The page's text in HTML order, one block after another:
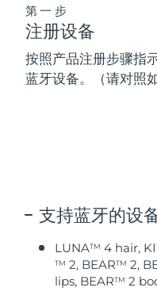
第一步
注册设备
按照产品注册步骤指
蓝牙设备。（请对照如
支持蓝牙的设
LUNATM 4 hair,
TM 2, BEARTM 2,
lips, BEARTM 2
全部购买
日本
泽西岛
黎巴嫩
立陶宛
卢森堡